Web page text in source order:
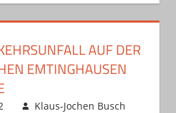
AUF DER
EMTINGHAUSEN U
Klaus-Jochen Busch